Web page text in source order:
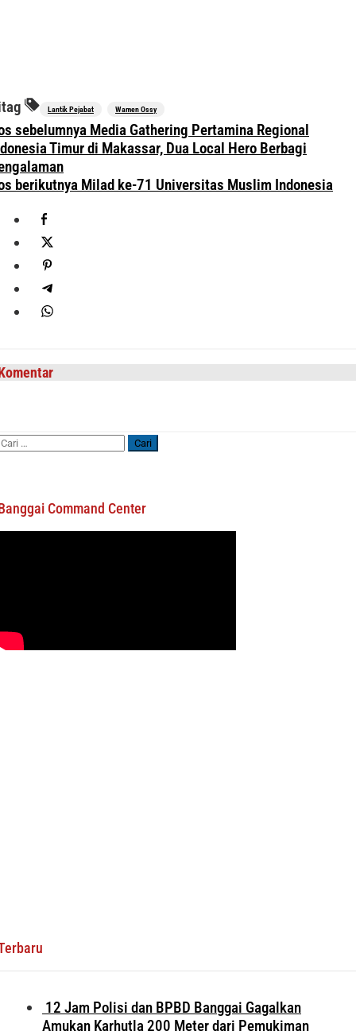
Lantik Pejabat Wamen Ossy
sebelumnya Media Gathering Pertamina Regional
Timur di Makassar, Dua Local Hero Berbagi
berikutnya Milad ke-71 Universitas Muslim Indonesia
Command Center
12 Jam Polisi dan BPBD Banggai Gagalkan
Amukan Karhutla 200 Meter dari Pemukiman